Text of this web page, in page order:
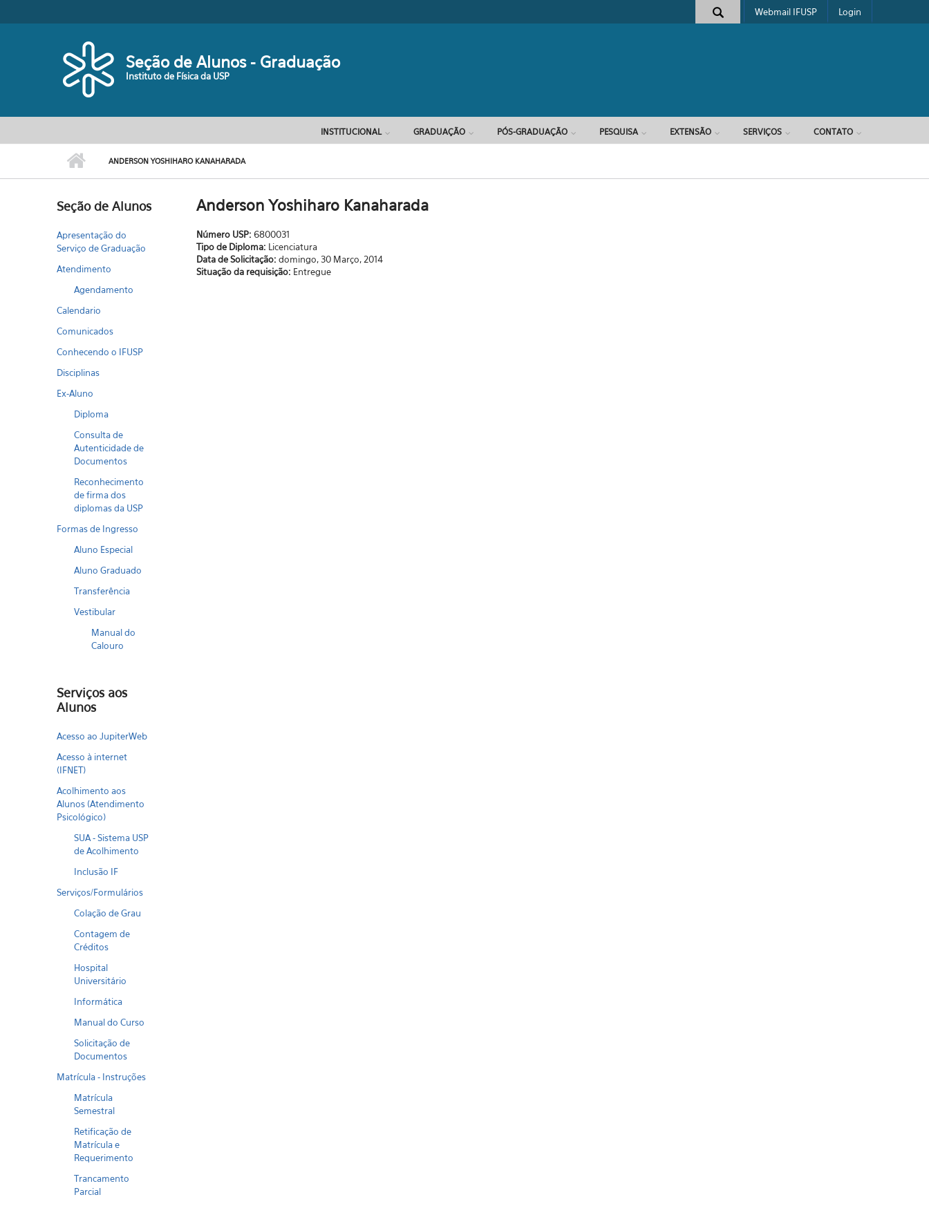
Formulário de busca
Webmail IFUSP Login
Seção de Alunos - Graduação
Instituto de Física da USP
INSTITUCIONAL GRADUAÇÃO PÓS-GRADUAÇÃO PESQUISA EXTENSÃO SERVIÇOS CONTATO
ANDERSON YOSHIHARO KANAHARADA
Seção de Alunos
Apresentação do
Serviço de Graduação
Atendimento
Agendamento
Calendario
Comunicados
Conhecendo o IFUSP
Disciplinas
Ex-Aluno
Diploma
Consulta de
Autenticidade de
Documentos
Reconhecimento
de firma dos
diplomas da USP
Formas de Ingresso
Aluno Especial
Aluno Graduado
Transferência
Vestibular
Manual do
Calouro
Serviços aos
Alunos
Acesso ao JupiterWeb
Acesso à internet
(IFNET)
Acolhimento aos
Alunos (Atendimento
Psicológico)
SUA - Sistema USP
de Acolhimento
Inclusão IF
Serviços/Formulários
Colação de Grau
Contagem de
Créditos
Hospital
Universitário
Informática
Manual do Curso
Solicitação de
Documentos
Matrícula - Instruções
Matrícula
Semestral
Retificação de
Matrícula e
Requerimento
Trancamento
Parcial
Anderson Yoshiharo Kanaharada
Número USP: 6800031
Tipo de Diploma: Licenciatura
Data de Solicitação: domingo, 30 Março, 2014
Situação da requisição: Entregue